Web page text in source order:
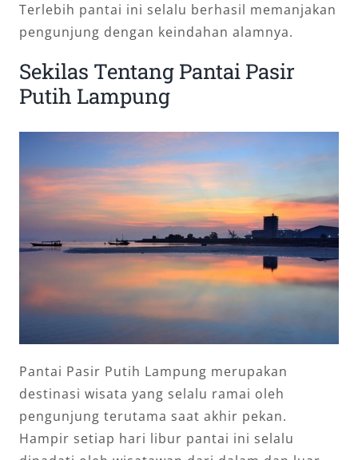
Terlebih pantai ini selalu berhasil memanjakan
pengunjung dengan keindahan alamnya.
Sekilas Tentang Pantai Pasir
Putih Lampung
Pantai Pasir Putih Lampung merupakan
destinasi wisata yang selalu ramai oleh
pengunjung terutama saat akhir pekan.
Hampir setiap hari libur pantai ini selalu